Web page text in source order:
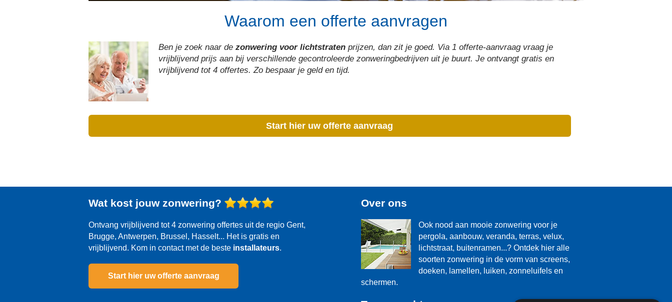
Waarom een offerte aanvragen
Ben je zoek naar de zonwering voor lichtstraten prijzen, dan zit je goed. Via 1 offerte-aanvraag vraag je
vrijblijvend prijs aan bij verschillende gecontroleerde zonweringbedrijven uit je buurt. Je ontvangt gratis en
vrijblijvend tot 4 offertes. Zo bespaar je geld en tijd.
Start hier uw offerte aanvraag
Wat kost jouw zonwering?
Ontvang vrijblijvend tot 4 zonwering offertes uit de regio Gent,
Brugge, Antwerpen, Brussel, Hasselt... Het is gratis en
vrijblijvend. Kom in contact met de beste installateurs.
Start hier uw offerte aanvraag
Over ons
Ook nood aan mooie zonwering voor je
pergola, aanbouw, veranda, terras, velux,
lichtstraat, buitenramen...? Ontdek hier alle
soorten zonwering in de vorm van screens,
doeken, lamellen, luiken, zonneluifels en
schermen.